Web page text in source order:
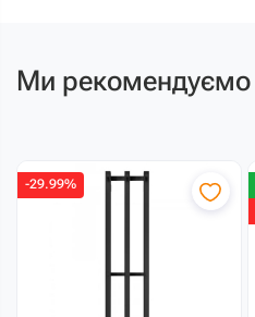
Ми рекомендуємо
-29.99%